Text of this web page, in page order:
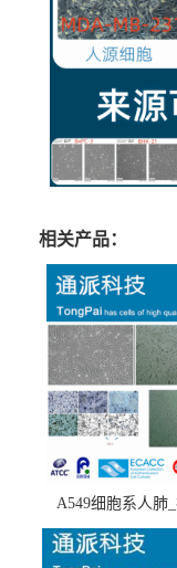
相关产品：
A549细胞系人肺
(A549细胞)